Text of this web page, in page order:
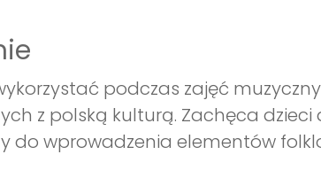
podczas zajęć
z polską kulturą. Zachęca
do wprowadzenia elementów